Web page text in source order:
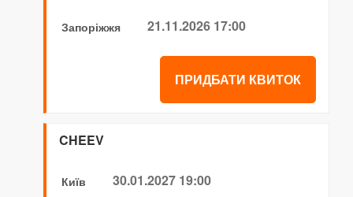
Запоріжжя 21.11.2026 17:00
ПРИДБАТИ КВИТОК
CHEEV
Київ 30.01.2027 19:00